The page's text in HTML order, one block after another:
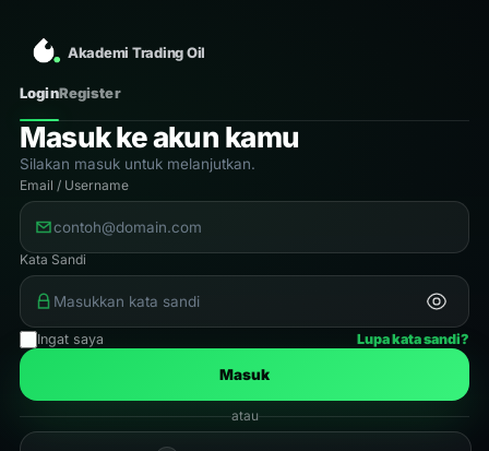
Akademi Trading Oil
LoginRegister
Masuk ke akun kamu
Silakan masuk untuk melanjutkan.
Email / Username
Kata Sandi
Ingat saya Lupa kata sandi?
Masuk
atau